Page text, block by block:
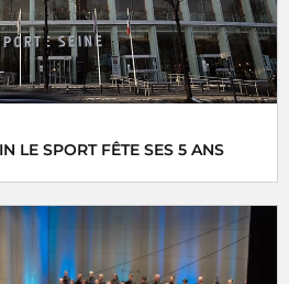
LE SPORT FÊTE SES 5 ANS